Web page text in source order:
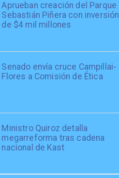
Aprueban creación del Parque
Sebastián Piñera con inversión
de $4 mil millones
Senado envía cruce Campillai-
Flores a Comisión de Ética
Ministro Quiroz detalla
megarreforma tras cadena
nacional de Kast